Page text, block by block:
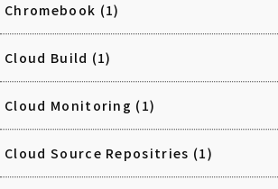
Chromebook (1)
Cloud Build (1)
Cloud Monitoring (1)
Cloud Source Repositries (1)